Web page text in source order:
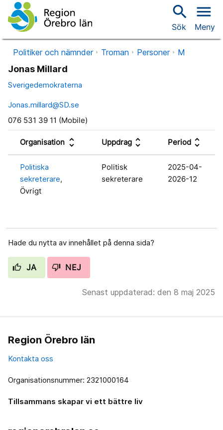
search
Sök
menu
Meny
Politiker och nämnder Troman Personer M
Jonas Millard
Sverigedemokraterna
Jonas.millard@SD.se
076 531 39 11 (Mobile)
Organisation unfold_more Uppdrag unfold_more Period unfold_more
Politiska
sekreterare,
Övrigt
Politisk
sekreterare
2025-04-
2026-12
Hade du nytta av innehållet på denna sida?
JA NEJ
Senast uppdaterad: den 8 maj 2025
Region Örebro län
Kontakta oss
Organisationsnummer: 2321000164
Tillsammans skapar vi ett bättre liv